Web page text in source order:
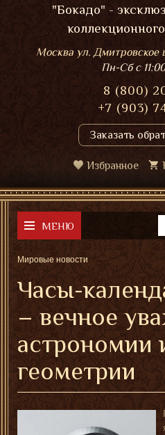
"Бокадо" -
Москва ул. Дмитровское
Пн-Сбс
8 (800)
+7 (903)
Заказать
Избранное
МЕНЮ
Мировые новости
Часы-
– вечное
астрономии
геометрии